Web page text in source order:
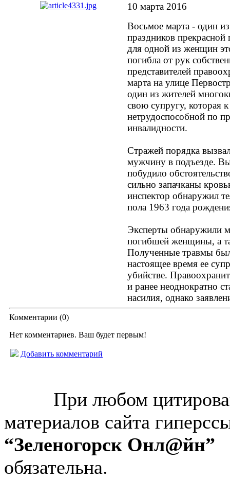
10 марта 2016
Восьмое марта - один
праздников
для одной из женщин
погибла от рук
представителей
марта на улице
один из жителей
свою супругу, которая
нетрудоспособной по
инвалидности.
Стражей порядка
мужчину в подъезде.
побудило
сильно запачканы
инспектор обнаружил
пола 1963 года
Эксперты обнаружили
погибшей женщины, а
Полученные травмы
настоящее время ее
убийстве.
и ранее неоднократно
насилия, однако
Комментарии (0)
Нет комментариев. Ваш будет первым!
Добавить комментарий
При любом
материалов сайта
“Зеленогорск Онл@йн”
обязательна.